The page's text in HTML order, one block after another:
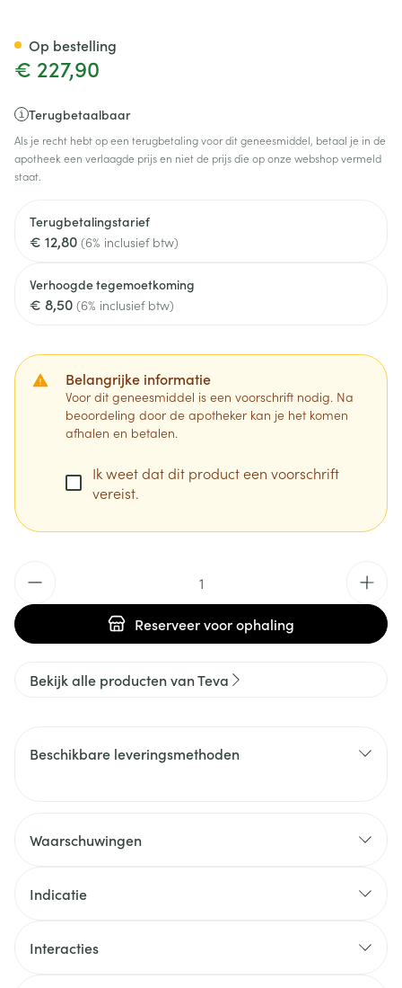
€ 227,90
Terugbetaalbaar
Als je recht hebt op een terugbetaling voor dit geneesmiddel, betaal je in de
apotheek een verlaagde prijs en niet de prijs die op onze webshop vermeld
staat.
Terugbetalingstarief
€ 12,80 (6% inclusief btw)
Verhoogde tegemoetkoming
€ 8,50 (6% inclusief btw)
Belangrijke informatie
Voor dit geneesmiddel is een voorschrift nodig. Na
beoordeling door de apotheker kan je het komen
afhalen en betalen.
Ik weet dat dit product een voorschrift
vereist.
Reserveervoor ophaling
Op bestelling
Bekijk alle producten van Teva
Beschikbare leveringsmethoden
Waarschuwingen
Indicatie
Interacties